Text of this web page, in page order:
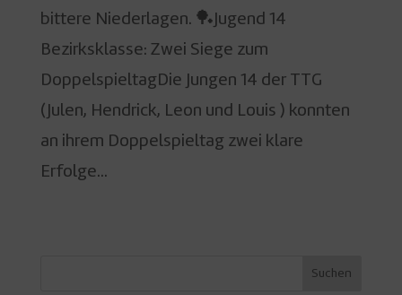
bittere Niederlagen. 🏓Jugend 14
Bezirksklasse: Zwei Siege zum
DoppelspieltagDie Jungen 14 der TTG
(Julen, Hendrick, Leon und Louis ) konnten
an ihrem Doppelspieltag zwei klare
Erfolge...
Suchen